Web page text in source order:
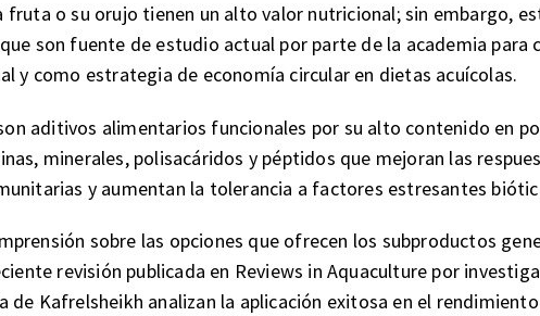
fruta o su orujo tienen un alto valor nutricional; sin embargo,
son fuente de estudio actual por parte de la academia para
y como estrategia de economía circular en dietas acuícolas.
aditivos alimentarios funcionales por su alto contenido en
minerales, polisacáridos y péptidos que mejoran las
y aumentan la tolerancia a factores estresantes
sobre las opciones que ofrecen los subproductos
revisión publicada en Reviews in Aquaculture por
de Kafrelsheikh analizan la aplicación exitosa en el